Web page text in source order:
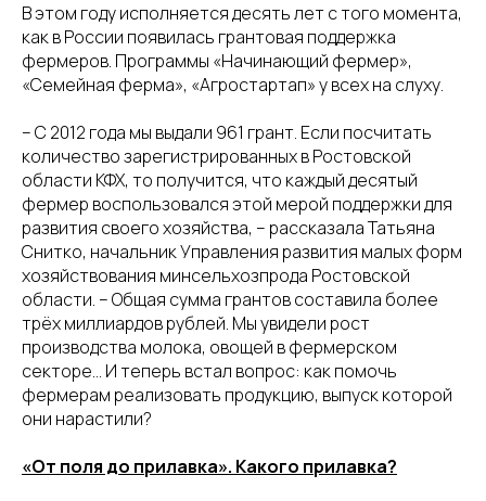
В этом году исполняется десять лет с того момента,
как в России появилась грантовая поддержка
фермеров. Программы «Начинающий фермер»,
«Семейная ферма», «Агростартап» у всех на слуху.
– С 2012 года мы выдали 961 грант. Если посчитать
количество зарегистрированных в Ростовской
области КФХ, то получится, что каждый десятый
фермер воспользовался этой мерой поддержки для
развития своего хозяйства, – рассказала Татьяна
Снитко, начальник Управления развития малых форм
хозяйствования минсельхозпрода Ростовской
области. – Общая сумма грантов составила более
трёх миллиардов рублей. Мы увидели рост
производства молока, овощей в фермерском
секторе… И теперь встал вопрос: как помочь
фермерам реализовать продукцию, выпуск которой
они нарастили?
«От поля до прилавка». Какого прилавка?